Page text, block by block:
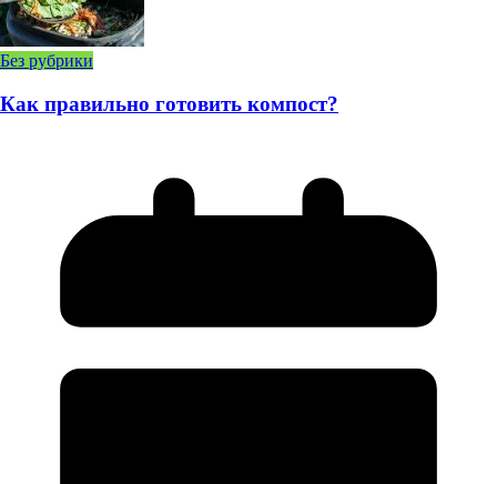
Без рубрики
Как правильно готовить компост?